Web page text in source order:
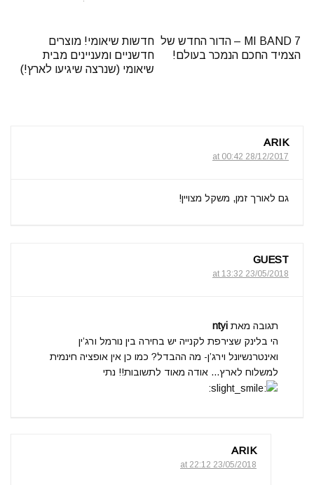
MI BAND 7 – הדור החדש של
הצמיד החכם הנמכר בעולם!
חדשות שיאומי! מוצרים
חדשניים ומעניינים מבית
שיאומי (שנרצה שיגיעו לארץ!)
ARIK
28/12/2017 at 00:42
גם לאורך זמן, משקל מצויין!
GUEST
23/05/2018 at 13:32
תגובה מאת ntyi
הי בלינק שצירפת לקנייה יש בחירה בין נורמל ורג’ין
ואינטרנשיונל וירג’ן- מה ההבדל? כמו כן אין אופציה חינמית
למשלוח לארץ… אודה מאוד לתשובות!! נתי
ARIK
23/05/2018 at 22:12